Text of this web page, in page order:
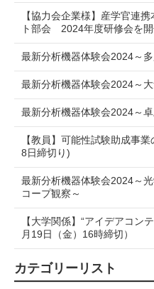
【協力会企業様】産学官連
ト部会 2024年度研修会を開
最新分析機器体験会2024～
最新分析機器体験会2024～
最新分析機器体験会2024～
【教員】可能性試験助成事
8日締切り)
最新分析機器体験会2024～
コープ観察～
【大学関係】“アイデアコン
月19日（金）16時締切）
カテゴリーリスト